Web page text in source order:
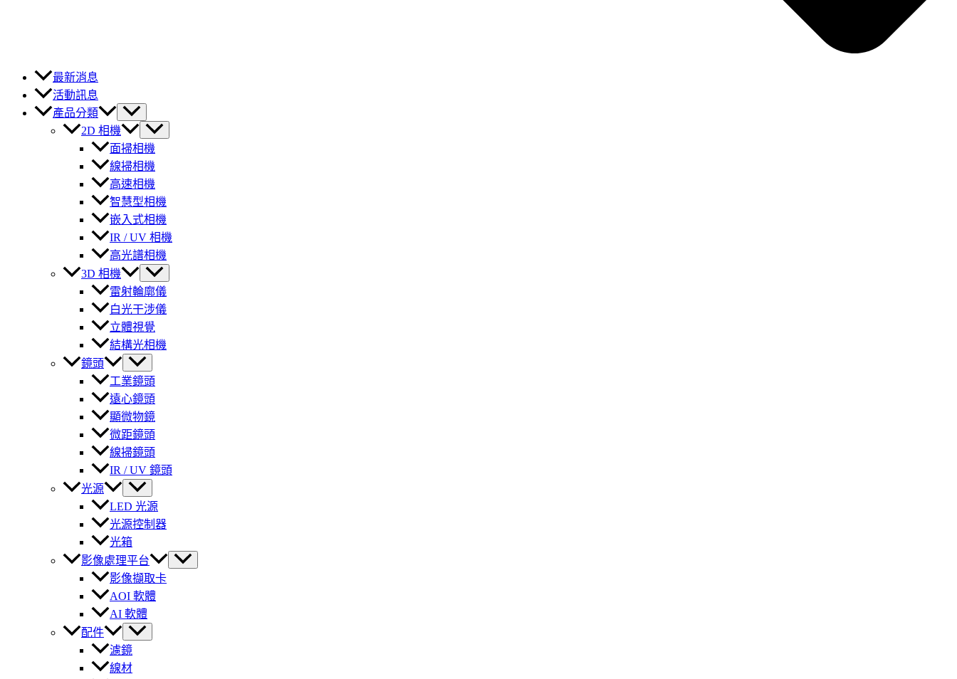
最新消息
活動訊息
產品分類
2D 相機
面掃相機
線掃相機
高速相機
智慧型相機
嵌入式相機
IR / UV 相機
高光譜相機
3D 相機
雷射輪廓儀
白光干涉儀
立體視覺
結構光相機
鏡頭
工業鏡頭
遠心鏡頭
顯微物鏡
微距鏡頭
線掃鏡頭
IR / UV 鏡頭
光源
LED 光源
光源控制器
光箱
影像處理平台
影像擷取卡
AOI 軟體
AI 軟體
配件
濾鏡
線材